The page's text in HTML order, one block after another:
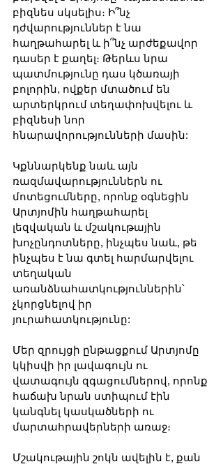
բիզնես սկսելիս։ Ի՞նչ
դժվարություններ է նա
հաղթահարել և ի՞նչ արժեքավոր
դասեր է քաղել։ Թերևս նրա
պատմությունը դաս կծառայի
բոլորին, ովքեր մտածում են
արտերկրում տեղափոխվելու և
բիզնեսի նոր
հնարավորությունների մասին:
Կքննարկենք նաև այն
ռազմավարություններն ու
մոտեցումները, որոնք օգնեցին
Արտյոմին հաղթահարել
լեզվական և մշակութային
խոչընդոտները, ինչպես նաև, թե
ինչպես է նա գտել հարմարվելու
տեղական
առանձնահատկություններին՝
չկորցնելով իր
յուրահատկությունը:
Մեր զրույցի ընթացքում Արտյոմը
կկիսվի իր լավագույն ու
վատագույն զգացումներով, որոնք
հաճախ նրան ստիպում էին
կանգնել կասկածների ու
մարտահրավերների առաջ։
Մշակութային շոկն ավելին է, քան